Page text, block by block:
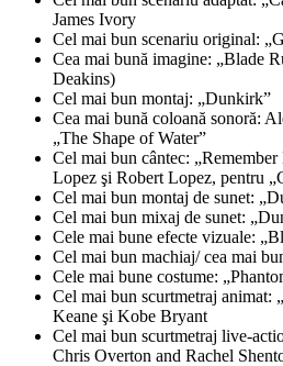
James Ivory
Cel mai bun scenariu original:
Cea mai bună imagine: „Blade
Deakins)
Cel mai bun montaj: „Dunkirk”
Cea mai bună coloană sonoră:
„The Shape of Water”
Cel mai bun cântec:
Lopez şi Robert Lopez, pentru
Cel mai bun montaj de sunet:
Cel mai bun mixaj de sunet:
Cele mai bune efecte vizuale:
Cel mai bun machiaj/ cea mai
Cele mai bune costume:
Cel mai bun scurtmetraj animat:
Keane şi Kobe Bryant
Cel mai bun scurtmetraj live-
Chris Overton and Rachel